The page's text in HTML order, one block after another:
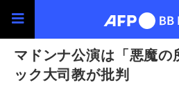
マドンナ公演は「悪魔の
ック大司教が批判